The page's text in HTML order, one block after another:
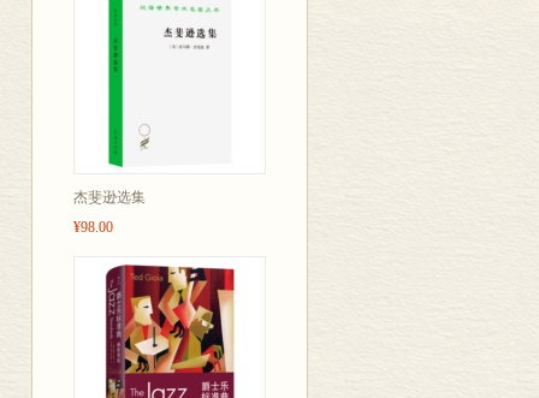
杰斐逊选集
¥98.00